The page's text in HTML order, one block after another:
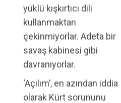
yüklü kışkırtıcı dili
kullanmaktan
çekinmiyorlar. Adeta bir
savaş kabinesi gibi
davranıyorlar.
‘Açılım’, en azından iddia
olarak Kürt sorununu